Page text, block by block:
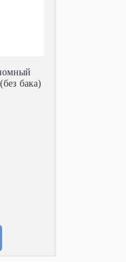
бака)